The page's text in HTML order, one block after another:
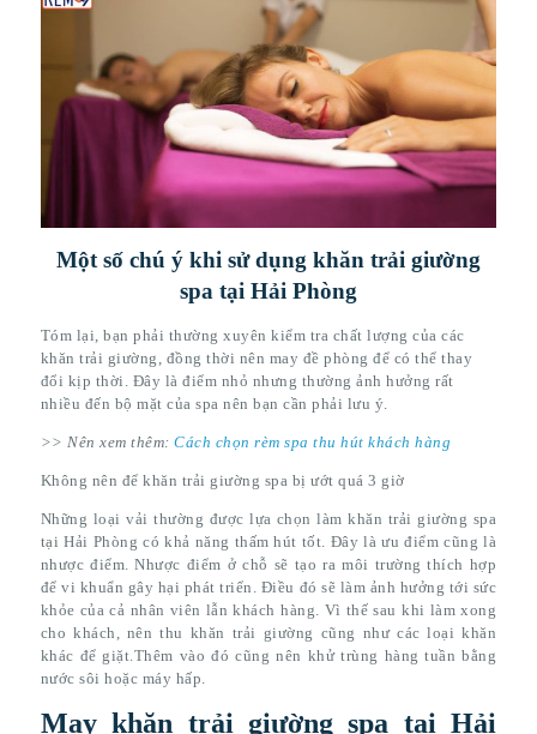
Một số chú ý khi sử dụng khăn trải giường
spa tại Hải Phòng
Tóm lại, bạn phải thường xuyên kiểm tra chất lượng của các
khăn trải giường, đồng thời nên may đề phòng để có thể thay
đổi kịp thời. Đây là điểm nhỏ nhưng thường ảnh hưởng rất
nhiều đến bộ mặt của spa nên bạn cần phải lưu ý.
>> Nên xem thêm:Cách chọn rèm spa thu hút khách hàng
Không nên để khăn trải giường spa bị ướt quá 3 giờ
Những loại vải thường được lựa chọn làm khăn trải giường spa
tại Hải Phòng có khả năng thấm hút tốt. Đây là ưu điểm cũng là
nhược điểm. Nhược điểm ở chỗ sẽ tạo ra môi trường thích hợp
để vi khuẩn gây hại phát triển. Điều đó sẽ làm ảnh hưởng tới sức
khỏe của cả nhân viên lẫn khách hàng. Vì thế sau khi làm xong
cho khách, nên thu khăn trải giường cũng như các loại khăn
khác để giặt.Thêm vào đó cũng nên khử trùng hàng tuần bằng
nước sôi hoặc máy hấp.
May khăn trải giường spa tại Hải